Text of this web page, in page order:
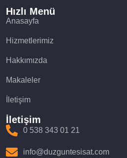
Hızlı Menü
Anasayfa
Hizmetlerimiz
Hakkımızda
Makaleler
İletişim
İletişim
0 538 343 01 21
info@duzguntesisat.com